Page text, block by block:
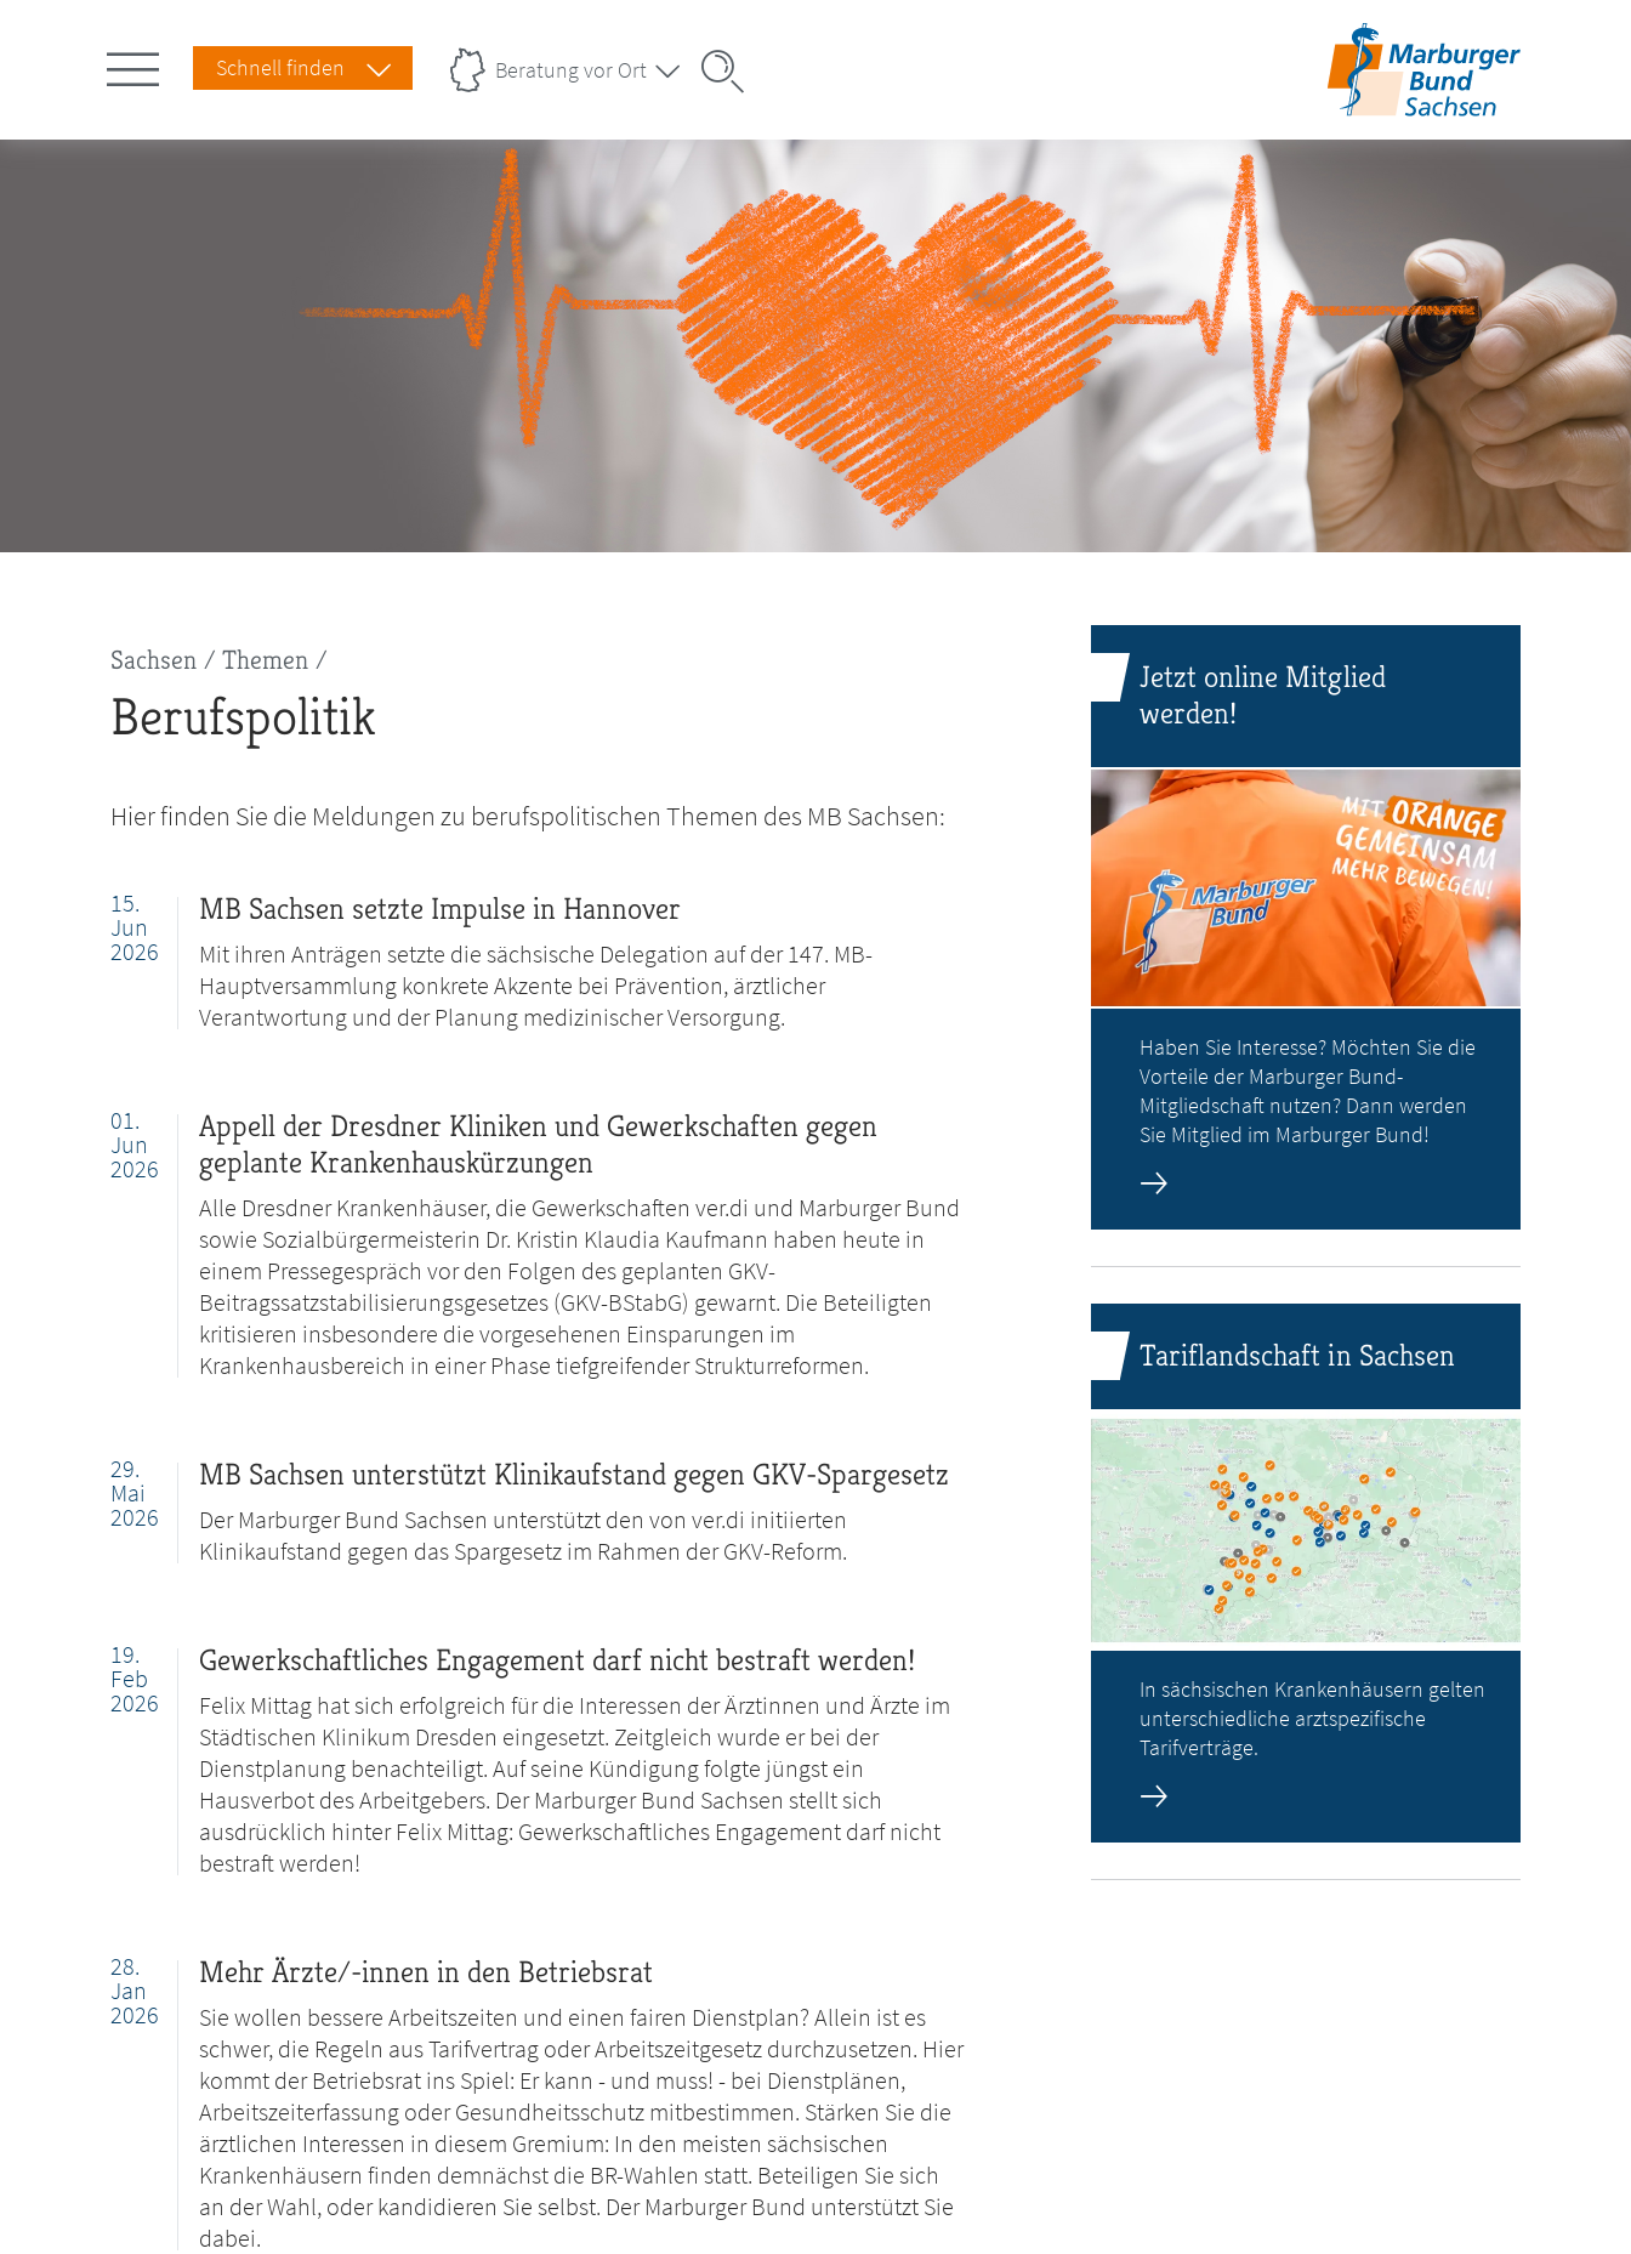
Schnell finden Beratung vor Ort
Pfadnavigation
Sachsen Themen
Berufspolitik
Hier finden Sie die Meldungen zu berufspolitischen Themen des MB Sachsen:
15.
Jun
2026
MB Sachsen setzte Impulse in Hannover
Mit ihren Anträgen setzte die sächsische Delegation auf der 147. MB-
Hauptversammlung konkrete Akzente bei Prävention, ärztlicher
Verantwortung und der Planung medizinischer Versorgung.
01.
Jun
2026
Appell der Dresdner Kliniken und Gewerkschaften gegen
geplante Krankenhauskürzungen
Alle Dresdner Krankenhäuser, die Gewerkschaften ver.di und Marburger Bund
sowie Sozialbürgermeisterin Dr. Kristin Klaudia Kaufmann haben heute in
einem Pressegespräch vor den Folgen des geplanten GKV-
Beitragssatzstabilisierungsgesetzes (GKV-BStabG) gewarnt. Die Beteiligten
kritisieren insbesondere die vorgesehenen Einsparungen im
Krankenhausbereich in einer Phase tiefgreifender Strukturreformen.
29.
Mai
2026
MB Sachsen unterstützt Klinikaufstand gegen GKV-Spargesetz
Der Marburger Bund Sachsen unterstützt den von ver.di initiierten
Klinikaufstand gegen das Spargesetz im Rahmen der GKV-Reform.
19.
Feb
2026
Gewerkschaftliches Engagement darf nicht bestraft werden!
Felix Mittag hat sich erfolgreich für die Interessen der Ärztinnen und Ärzte im
Städtischen Klinikum Dresden eingesetzt. Zeitgleich wurde er bei der
Dienstplanung benachteiligt. Auf seine Kündigung folgte jüngst ein
Hausverbot des Arbeitgebers. Der Marburger Bund Sachsen stellt sich
ausdrücklich hinter Felix Mittag: Gewerkschaftliches Engagement darf nicht
bestraft werden!
28.
Jan
2026
Mehr Ärzte/-innen in den Betriebsrat
Sie wollen bessere Arbeitszeiten und einen fairen Dienstplan? Allein ist es
schwer, die Regeln aus Tarifvertrag oder Arbeitszeitgesetz durchzusetzen. Hier
kommt der Betriebsrat ins Spiel: Er kann - und muss! - bei Dienstplänen,
Arbeitszeiterfassung oder Gesundheitsschutz mitbestimmen. Stärken Sie die
ärztlichen Interessen in diesem Gremium: In den meisten sächsischen
Krankenhäusern finden demnächst die BR-Wahlen statt. Beteiligen Sie sich
an der Wahl, oder kandidieren Sie selbst. Der Marburger Bund unterstützt Sie
dabei.
Jetzt online Mitglied
werden!
Haben Sie Interesse? Möchten Sie die
Vorteile der Marburger Bund-
Mitgliedschaft nutzen? Dann werden
Sie Mitglied im Marburger Bund!
Tariflandschaft in Sachsen
In sächsischen Krankenhäusern gelten
unterschiedliche arztspezifische
Tarifverträge.